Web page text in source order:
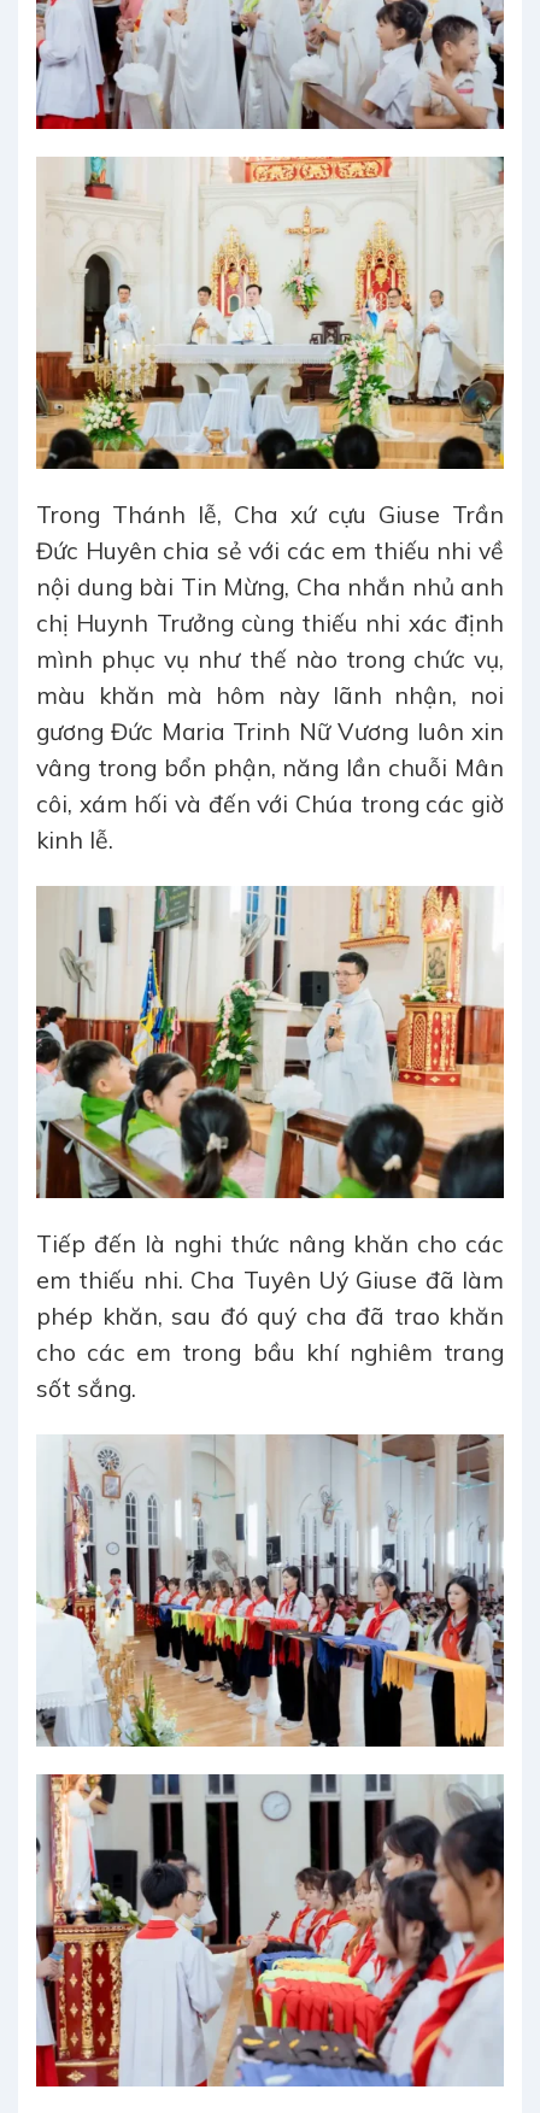
Trong Thánh lễ, Cha xứ cựu Giuse Trần
Đức Huyên chia sẻ với các em thiếu nhi về
nội dung bài Tin Mừng, Cha nhắn nhủ anh
chị Huynh Trưởng cùng thiếu nhi xác định
mình phục vụ như thế nào trong chức vụ,
màu khăn mà hôm này lãnh nhận, noi
gương Đức Maria Trinh Nữ Vương luôn xin
vâng trong bổn phận, năng lần chuỗi Mân
côi, xám hối và đến với Chúa trong các giờ
kinh lễ.
Tiếp đến là nghi thức nâng khăn cho các
em thiếu nhi. Cha Tuyên Uý Giuse đã làm
phép khăn, sau đó quý cha đã trao khăn
cho các em trong bầu khí nghiêm trang
sốt sắng.